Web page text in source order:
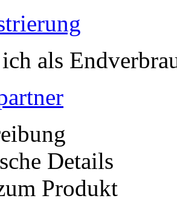
als
Details
Produkt